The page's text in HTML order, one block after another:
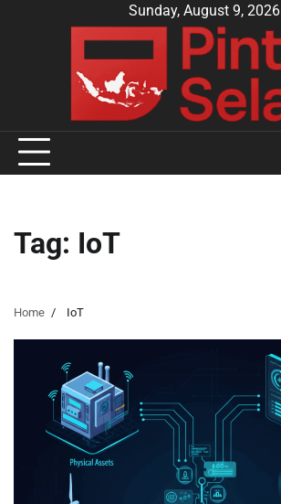
Sunday, August 9, 2026
Tag: IoT
Home IoT